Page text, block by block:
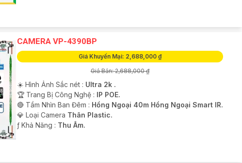
CAMERA VP-4390BP
Giá Khuyến Mại: 2,688,000 ₫
Giá Bán: 2,688,000 ₫
☀️ Hình Ảnh Sắc nét : Ultra 2k .
🏆 Trang Bị Công Nghệ : IP POE.
🔴 Tầm Nhìn Ban Đêm : Hồng Ngoại 40m Hồng Ngoại Smart IR.
💎 Loại Camera Thân Plastic.
️ƒ Khả Năng : Thu Âm.